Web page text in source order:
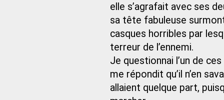
elle s’agrafait avec ses
sa tête fabuleuse
casques horribles par
terreur de l’ennemi.
Je questionnai l’un de
me répondit qu’il n’en
allaient quelque part,